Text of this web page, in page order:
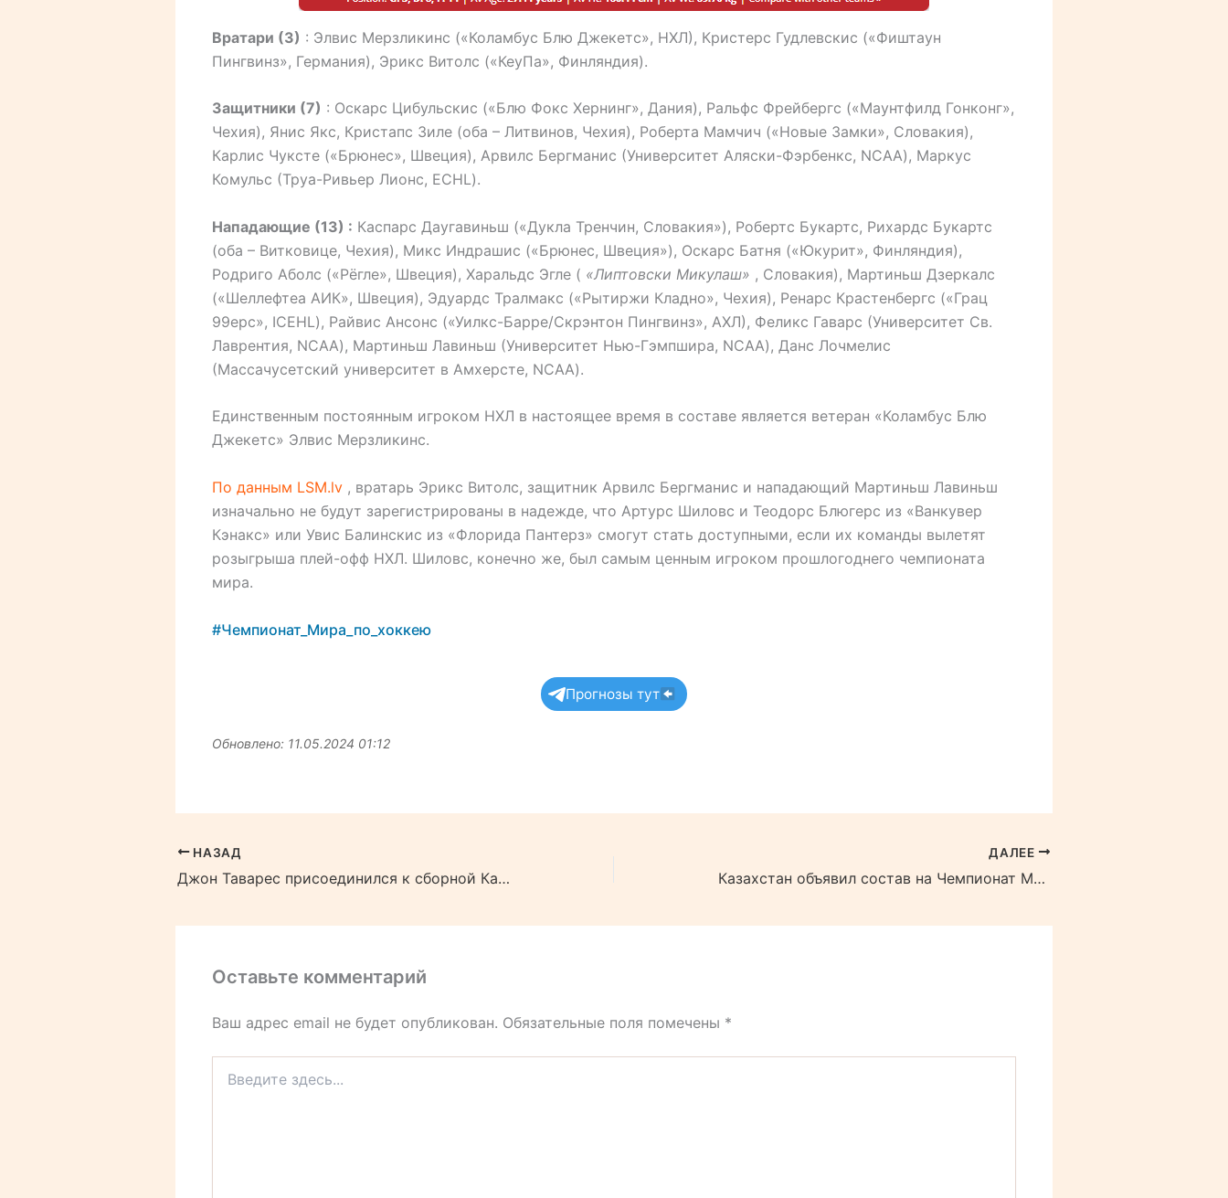
Вратари (3) : Элвис Мерзликинс («Коламбус Блю Джекетс», НХЛ), Кристерс Гудлевскис («Фиштаун
Пингвинз», Германия), Эрикс Витолс («КеуПа», Финляндия).
Защитники (7) : Оскарс Цибульскис («Блю Фокс Хернинг», Дания), Ральфс Фрейбергс («Маунтфилд Гонконг»,
Чехия), Янис Якс, Кристапс Зиле (оба – Литвинов, Чехия), Роберта Мамчич («Новые Замки», Словакия),
Карлис Чуксте («Брюнес», Швеция), Арвилс Бергманис (Университет Аляски-Фэрбенкс, NCAA), Маркус
Комульс (Труа-Ривьер Лионс, ECHL).
Нападающие (13) : Каспарс Даугавиньш («Дукла Тренчин, Словакия»), Робертс Букартс, Рихардс Букартс
(оба – Витковице, Чехия), Микс Индрашис («Брюнес, Швеция»), Оскарс Батня («Юкурит», Финляндия),
Родриго Аболс («Рёгле», Швеция), Харальдс Эгле ( «Липтовски Микулаш» , Словакия), Мартиньш Дзеркалс
(«Шеллефтеа АИК», Швеция), Эдуардс Тралмакс («Рытиржи Кладно», Чехия), Ренарс Крастенбергс («Грац
99ерс», ICEHL), Райвис Ансонс («Уилкс-Барре/Скрэнтон Пингвинз», АХЛ), Феликс Гаварс (Университет Св.
Лаврентия, NCAA), Мартиньш Лавиньш (Университет Нью-Гэмпшира, NCAA), Данс Лочмелис
(Массачусетский университет в Амхерсте, NCAA).
Единственным постоянным игроком НХЛ в настоящее время в составе является ветеран «Коламбус Блю
Джекетс» Элвис Мерзликинс.
По данным LSM.lv , вратарь Эрикс Витолс, защитник Арвилс Бергманис и нападающий Мартиньш Лавиньш
изначально не будут зарегистрированы в надежде, что Артурс Шиловс и Теодорс Блюгерс из «Ванкувер
Кэнакс» или Увис Балинскис из «Флорида Пантерз» смогут стать доступными, если их команды вылетят
розыгрыша плей-офф НХЛ. Шиловс, конечно же, был самым ценным игроком прошлогоднего чемпионата
мира.
#Чемпионат_Мира_по_хоккею
Прогнозы тут
Обновлено: 11.05.2024 01:12
НАЗАД
Джон Таварес присоединился к сборной Канады.
ДАЛЕЕ
Казахстан объявил состав на Чемпионат Мира по хоккею 2024
Оставьте комментарий
Ваш адрес email не будет опубликован. Обязательные поля помечены *
здесь...